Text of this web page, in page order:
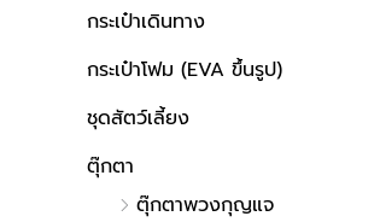
กระเป๋าเดินทาง
กระเป๋าโฟม (EVA ขึ้นรูป)
ชุดสัตว์เลี้ยง
ตุ๊กตา
ตุ๊กตาพวงกุญแจ